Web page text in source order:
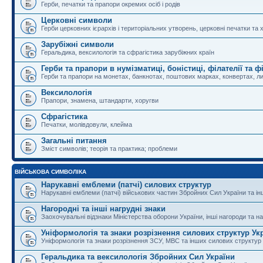
Герби, печатки та прапори окремих осіб і родів
Церковні символи
Герби церковних ієрархів і територіальних утворень, церковні печатки та
Зарубіжні символи
Геральдика, вексилологія та сфрагістика зарубіжних країн
Герби та прапори в нумізматиці, боністиці, філателії та
Герби та прапори на монетах, банкнотах, поштових марках, конвертах,
Вексилологія
Прапори, знамена, штандарти, хоругви
Сфрагістика
Печатки, молівдовули, клейма
Загальні питання
Зміст символів; теорія та практика; проблеми
ВІЙСЬКОВА СИМВОЛІКА
Нарукавні емблеми (патчі) силових структур
Нарукавні емблеми (патчі) військових частин Збройних Сил України та
Нагородні та інші нагрудні знаки
Заохочувальні відзнаки Міністерства оборони України, інші нагороди та
Уніформологія та знаки розрізнення силових структур
Уніформологія та знаки розрізнення ЗСУ, МВС та інших силових структур
Геральдика та вексилологія Збройних Сил України